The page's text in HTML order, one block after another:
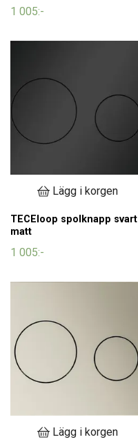
1 005:-
Lägg i korgen
TECEloop spolknapp svart
matt
1 005:-
Lägg i korgen